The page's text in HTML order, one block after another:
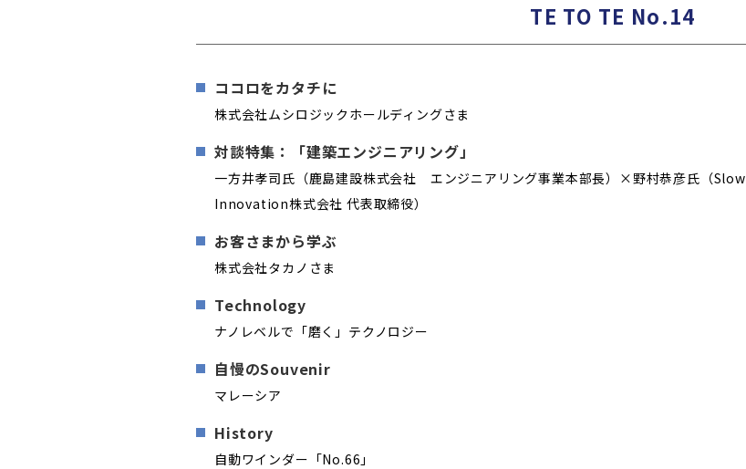
TE TO TE No.14
ココロをカタチに
株式会社ムシロジックホールディングさま
対談特集：「建築エンジニアリング」
一方井孝司氏（鹿島建設株式会社 エンジニアリング事業本部長）×野村恭彦氏（Slow
Innovation株式会社 代表取締役）
お客さまから学ぶ
株式会社タカノさま
Technology
ナノレベルで「磨く」テクノロジー
自慢のSouvenir
マレーシア
History
自動ワインダー「No.66」